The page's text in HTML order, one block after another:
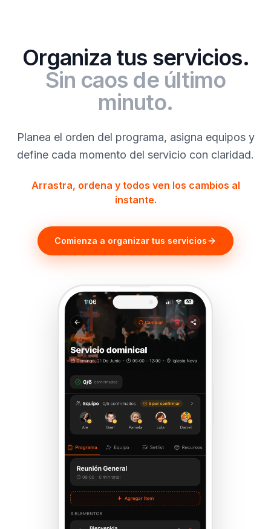
Organiza tus servicios.
Sin caos de último
minuto.
Planea el orden del programa, asigna equipos y
define cada momento del servicio con claridad.
Arrastra, ordena y todos ven los cambios al
instante.
Comienza a organizar tus servicios